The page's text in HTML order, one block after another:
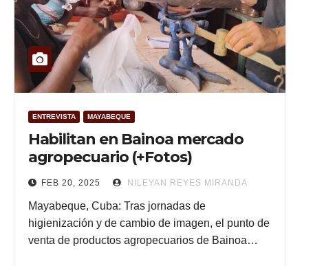
ENTREVISTA MAYABEQUE
Habilitan en Bainoa mercado
agropecuario (+Fotos)
FEB 20, 2025 NILEYAN REYES MIRANDA
Mayabeque, Cuba: Tras jornadas de
higienización y de cambio de imagen, el punto de
venta de productos agropecuarios de Bainoa…